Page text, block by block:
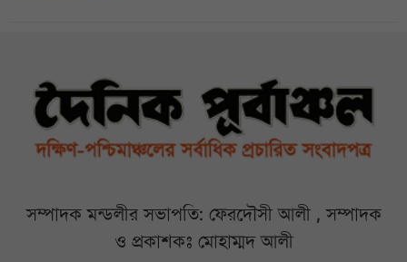
সম্পাদক মন্ডলীর সভাপতি: ফেরদৌসী আলী , সম্পাদক
ও প্রকাশকঃ মোহাম্মদ আলী